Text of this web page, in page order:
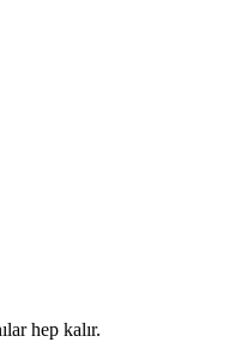
hep kalır.